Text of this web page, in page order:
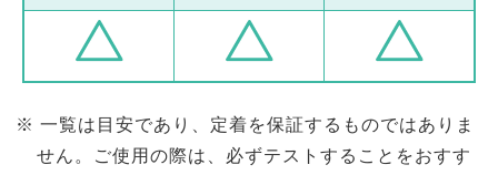
一覧は目安であり、定着を保証するものではありま
せん。ご使用の際は、必ずテストすることをおすす